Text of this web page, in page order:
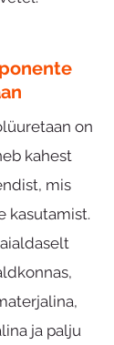
on
kahest
mis
kasutamist.
ja palju